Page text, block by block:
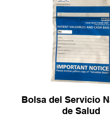
Bolsa del Servicio
de Salud